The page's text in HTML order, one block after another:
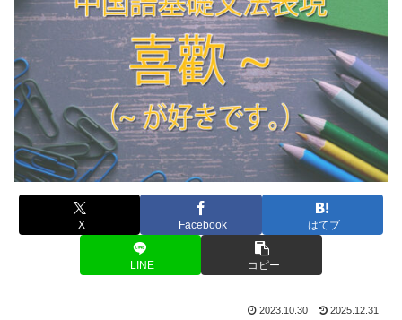
X Facebook はてブ
LINE コピー
2023.10.30 2025.12.31